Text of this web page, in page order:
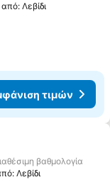
Λεβίδι
τιμών
αγαπημένα
βαθμολογία
Λεβίδι